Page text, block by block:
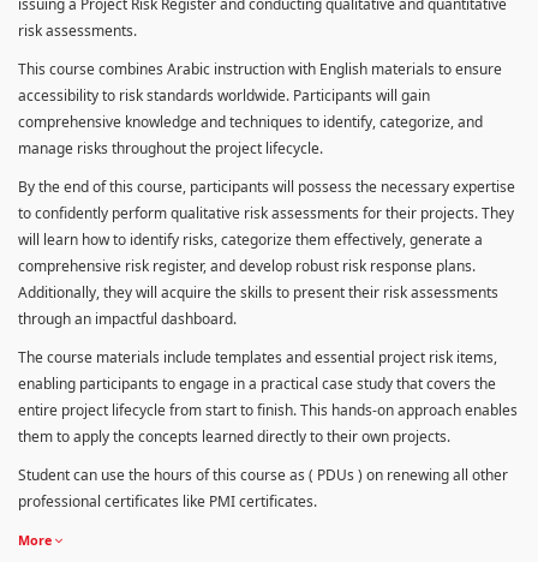
risk assessments.
This course combines Arabic instruction with English materials to ensure
accessibility to risk standards worldwide. Participants will gain
comprehensive knowledge and techniques to identify, categorize, and
manage risks throughout the project lifecycle.
By the end of this course, participants will possess the necessary expertise
to confidently perform qualitative risk assessments for their projects. They
will learn how to identify risks, categorize them effectively, generate a
comprehensive risk register, and develop robust risk response plans.
Additionally, they will acquire the skills to present their risk assessments
through an impactful dashboard.
The course materials include templates and essential project risk items,
enabling participants to engage in a practical case study that covers the
entire project lifecycle from start to finish. This hands-on approach enables
them to apply the concepts learned directly to their own projects.
Student can use the hours of this course as ( PDUs ) on renewing all other
professional certificates like PMI certificates.
More